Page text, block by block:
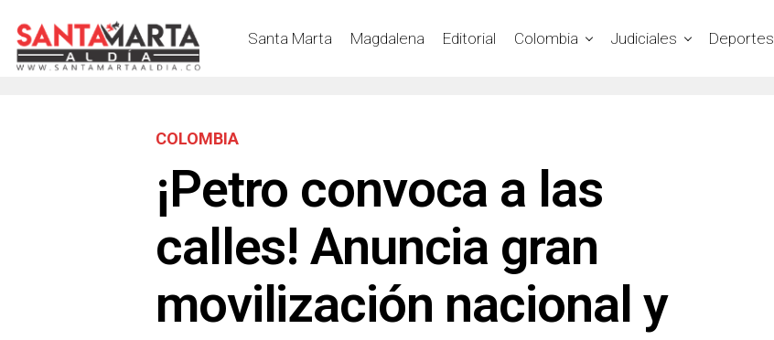
Santa Marta Magdalena Editorial Colombia Judiciales Deportes
COLOMBIA
¡Petro convoca a las
calles! Anuncia gran
movilización nacional y